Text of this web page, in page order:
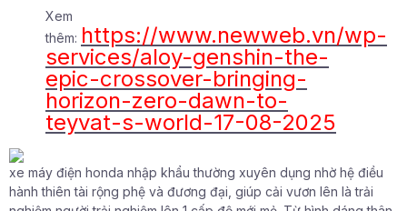
Xem
thêm: https://www.newweb.vn/wp-
services/aloy-genshin-the-
epic-crossover-bringing-
horizon-zero-dawn-to-
teyvat-s-world-17-08-2025
xe máy điện honda nhập khẩu thường xuyên dụng nhờ hệ điều
hành thiên tài rộng phệ và đương đại, giúp cải vươn lên là trải